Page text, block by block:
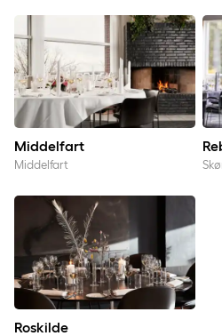
Middelfart
Middelfart
Middelfart
Roskilde
Roskilde